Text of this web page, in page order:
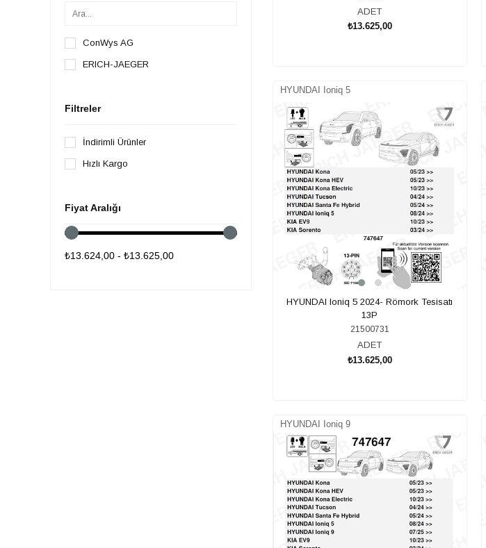
AUDI
BMW
CITROEN
ISUZU
ConWys AG
ERICH-JAEGER
Filtreler
İndirimli Ürünler
Hızlı Kargo
Fiyat Aralığı
₺13.624,00 - ₺13.625,00
ADET
₺13.625,00
HYUNDAI Ioniq 5
HYUNDAI Ioniq 5 2024- Römork Tesisatı
13P
21500731
ADET
₺13.625,00
HYUNDAI Ioniq 9